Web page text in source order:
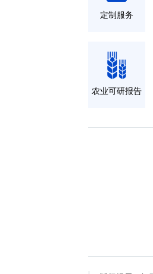
定制服务
农业可研报告